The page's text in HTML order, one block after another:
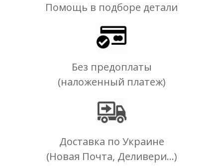
Помощь в подборе детали
Без предоплаты
(наложенный платеж)
Доставка по Украине
(Новая Почта, Деливери...)